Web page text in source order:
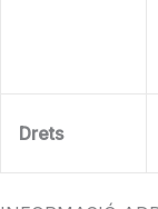
Drets